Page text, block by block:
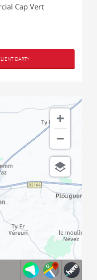
Cap Vert
DARTY
© 1987–2026 HERE, IGN